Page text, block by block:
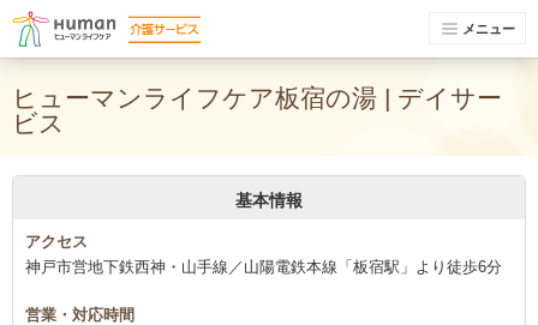
メニュー
ヒューマンライフケア板宿の湯 | デイサー
ビス
基本情報
アクセス
神戸市営地下鉄西神・山手線／山陽電鉄本線「板宿駅」より徒歩6分
営業・対応時間